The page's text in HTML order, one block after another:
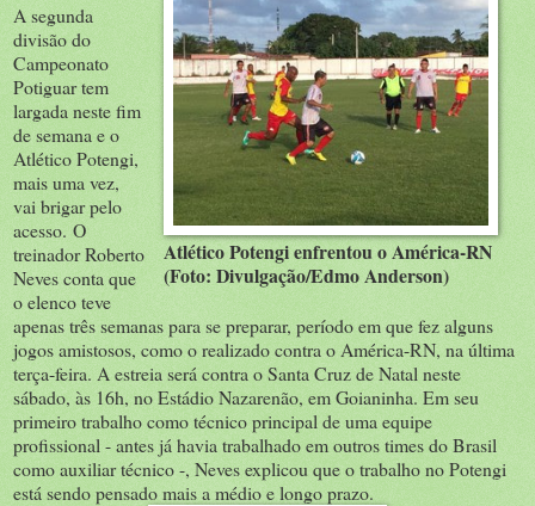
Atlético Potengi enfrentou o América-RN
(Foto: Divulgação/Edmo Anderson)
A segunda
divisão do
Campeonato
Potiguar tem
largada neste fim
de semana e o
Atlético Potengi,
mais uma vez,
vai brigar pelo
acesso. O
treinador Roberto
Neves conta que
o elenco teve
apenas três semanas para se preparar, período em que fez alguns
jogos amistosos, como o realizado contra o América-RN, na última
terça-feira. A estreia será contra o Santa Cruz de Natal neste
sábado, às 16h, no Estádio Nazarenão, em Goianinha. Em seu
primeiro trabalho como técnico principal de uma equipe
profissional - antes já havia trabalhado em outros times do Brasil
como auxiliar técnico -, Neves explicou que o trabalho no Potengi
está sendo pensado mais a médio e longo prazo.